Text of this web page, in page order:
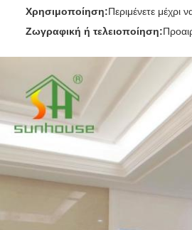
Χρησιμοποίηση:Περιμένετε μέχρι
Ζωγραφική ή τελειοποίηση: